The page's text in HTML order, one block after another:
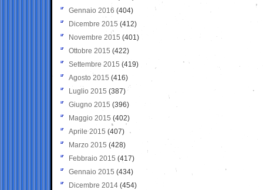
Gennaio 2016 (404)
Dicembre 2015 (412)
Novembre 2015 (401)
Ottobre 2015 (422)
Settembre 2015 (419)
Agosto 2015 (416)
Luglio 2015 (387)
Giugno 2015 (396)
Maggio 2015 (402)
Aprile 2015 (407)
Marzo 2015 (428)
Febbraio 2015 (417)
Gennaio 2015 (434)
Dicembre 2014 (454)